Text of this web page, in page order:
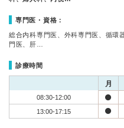
専門医・資格：
総合内科専門医、外科専門医、循環
門医、肝…
診療時間
月
08:30-12:00
13:00-17:15